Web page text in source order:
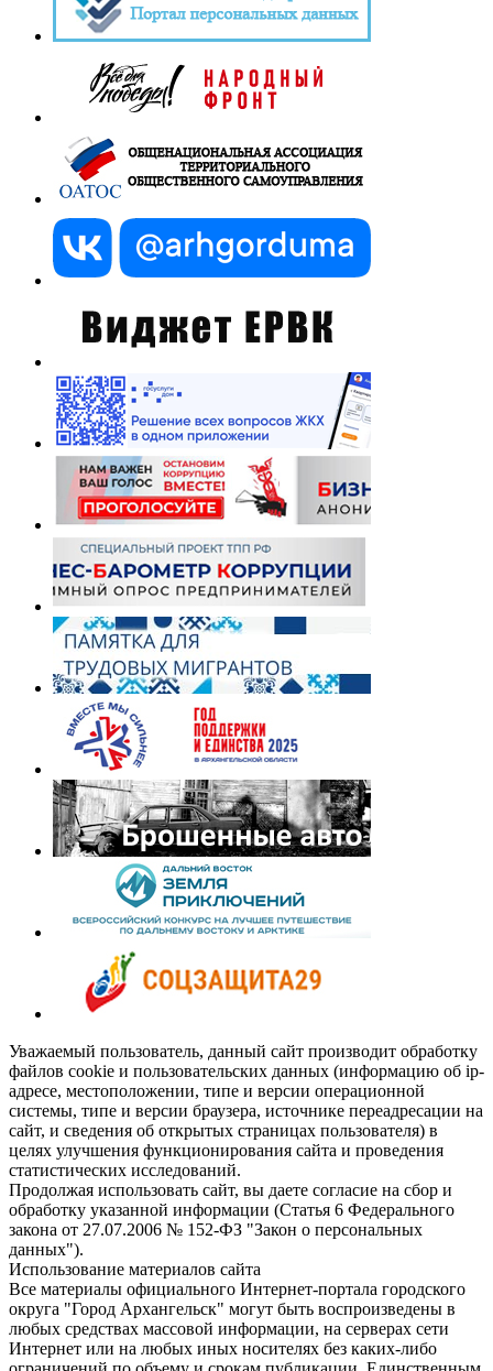
Уважаемый пользователь, данный сайт производит обработку
файлов cookie и пользовательских данных (информацию об ip-
адресе, местоположении, типе и версии операционной
системы, типе и версии браузера, источнике переадресации на
сайт, и сведения об открытых страницах пользователя) в
целях улучшения функционирования сайта и проведения
статистических исследований.
Продолжая использовать сайт, вы даете согласие на сбор и
обработку указанной информации (Статья 6 Федерального
закона от 27.07.2006 № 152-ФЗ "Закон о персональных
данных").
Использование материалов сайта
Все материалы официального Интернет-портала городского
округа "Город Архангельск" могут быть воспроизведены в
любых средствах массовой информации, на серверах сети
Интернет или на любых иных носителях без каких-либо